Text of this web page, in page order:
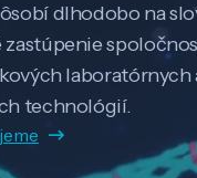
dlhodobo na
zastúpenie
laboratórnych
technológií.